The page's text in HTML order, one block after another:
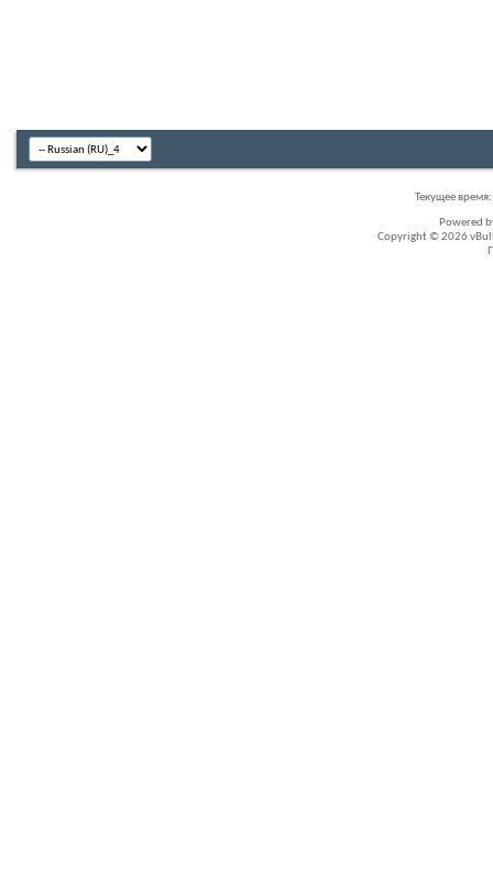
Текущее время:
Powered
Copyright © 2026